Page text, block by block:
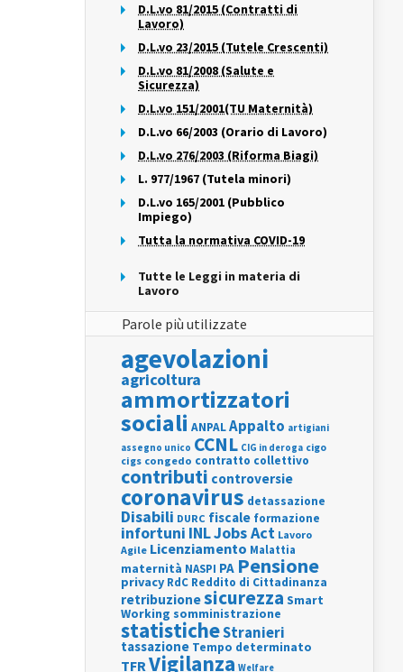
D.L.vo 81/2015 (Contratti di
Lavoro)
D.L.vo 23/2015 (Tutele Crescenti)
D.L.vo 81/2008 (Salute e
Sicurezza)
D.L.vo 151/2001(TU Maternità)
D.L.vo 66/2003 (Orario di Lavoro)
D.L.vo 276/2003 (Riforma Biagi)
L. 977/1967 (Tutela minori)
D.L.vo 165/2001 (Pubblico
Impiego)
Tutta la normativa COVID-19
Tutte le Leggi in materia di
Lavoro
Parole più utilizzate
agevolazioni
agricoltura
ammortizzatori
sociali ANPALAppalto artigiani
assegno unico CCNL CIG in deroga cigo
cigs congedo contratto collettivo
contributi controversie
coronavirus detassazione
Disabili DURC fiscale formazione
infortuni INLJobs Act Lavoro
Agile Licenziamento Malattia
maternità NASPI PA Pensione
privacy RdC Reddito di Cittadinanza
retribuzionesicurezza Smart
Working somministrazione
statisticheStranieri
tassazione Tempo determinato
TFRVigilanza Welfare